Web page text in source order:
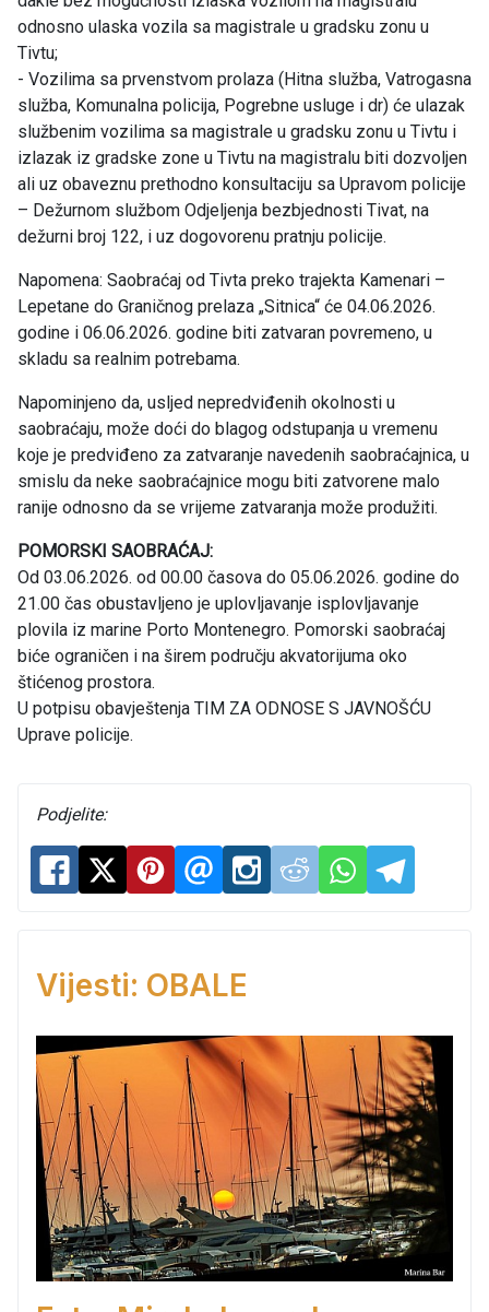
odnosno ulaska vozila sa magistrale u gradsku zonu u
Tivtu;
- Vozilima sa prvenstvom prolaza (Hitna služba, Vatrogasna
služba, Komunalna policija, Pogrebne usluge i dr) će ulazak
službenim vozilima sa magistrale u gradsku zonu u Tivtu i
izlazak iz gradske zone u Tivtu na magistralu biti dozvoljen
ali uz obaveznu prethodno konsultaciju sa Upravom policije
– Dežurnom službom Odjeljenja bezbjednosti Tivat, na
dežurni broj 122, i uz dogovorenu pratnju policije.
Napomena: Saobraćaj od Tivta preko trajekta Kamenari –
Lepetane do Graničnog prelaza „Sitnica“ će 04.06.2026.
godine i 06.06.2026. godine biti zatvaran povremeno, u
skladu sa realnim potrebama.
Napominjeno da, usljed nepredviđenih okolnosti u
saobraćaju, može doći do blagog odstupanja u vremenu
koje je predviđeno za zatvaranje navedenih saobraćajnica, u
smislu da neke saobraćajnice mogu biti zatvorene malo
ranije odnosno da se vrijeme zatvaranja može produžiti.
POMORSKI SAOBRAĆAJ:
Od 03.06.2026. od 00.00 časova do 05.06.2026. godine do
21.00 čas obustavljeno je uplovljavanje isplovljavanje
plovila iz marine Porto Montenegro. Pomorski saobraćaj
biće ograničen i na širem području akvatorijuma oko
štićenog prostora.
U potpisu obavještenja TIM ZA ODNOSE S JAVNOŠĆU
Uprave policije.
Podjelite:
Vijesti: OBALE